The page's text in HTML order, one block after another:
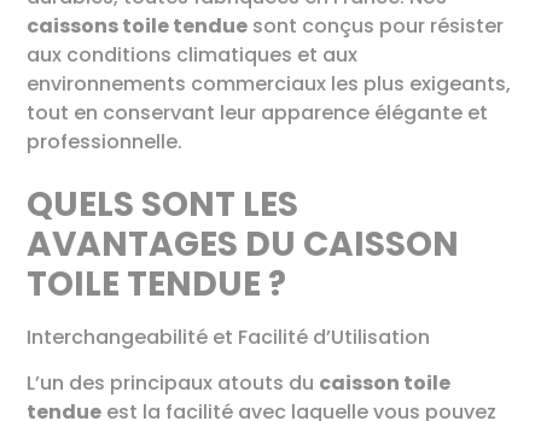
caissons toile tendue sont conçus pour résister
aux conditions climatiques et aux
environnements commerciaux les plus exigeants,
tout en conservant leur apparence élégante et
professionnelle.
QUELS SONT LES
AVANTAGES DU CAISSON
TOILE TENDUE ?
Interchangeabilité et Facilité d’Utilisation
L’un des principaux atouts du caisson toile
tendue est la facilité avec laquelle vous pouvez